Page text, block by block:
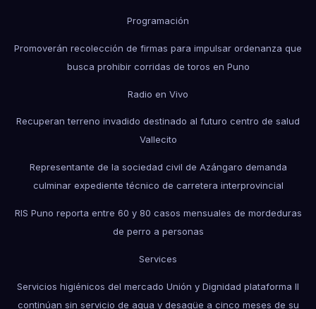
Programación
Promoverán recolección de firmas para impulsar ordenanza que
busca prohibir corridas de toros en Puno
Radio en Vivo
Recuperan terreno invadido destinado al futuro centro de salud
Vallecito
Representante de la sociedad civil de Azángaro demanda
culminar expediente técnico de carretera interprovincial
RIS Puno reporta entre 60 y 80 casos mensuales de mordeduras
de perro a personas
Services
Servicios higiénicos del mercado Unión y Dignidad plataforma II
continúan sin servicio de agua y desagüe a cinco meses de su